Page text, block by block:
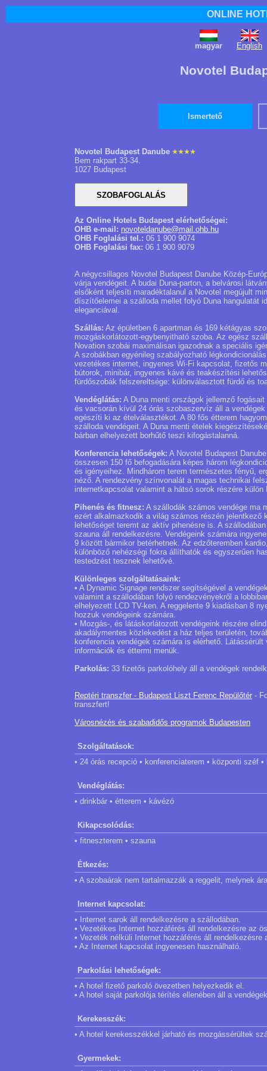
ONLINE
magyar English
Novotel
Ismertető
Novotel Budapest Danube
Bem rakpart 33-34.
1027 Budapest
Az Online Hotels Budapest elérhetőségei:
OHB e-mail: novoteldanube@mail.ohb.hu
OHB Foglalási tel.: 06 1 900 9074
OHB Foglalási fax: 06 1 900 9079
A négycsillagos Novotel Budapest Danube Közép-
várja vendégeit. A budai Duna-parton, a belvárosi
elsőként teljesíti maradéktalanul a Novotel megújult
díszítőelemei a szálloda mellet folyó Duna hangulatát
eleganciával.
Szállás: Az épületben 6 apartman és 169 kétágyas
mozgáskorlátozott-egybenyitható szoba. Az egész
Novation szobái maximálisan igazodnak a speciális
A szobákban egyénileg szabályozható
vezetékes internet, ingyenes Wi-Fi kapcsolat, fizetős
bútorok, minibár, ingyenes kávé és teakészítési
fürdőszobák felszereltsége: különválasztott fürdő és
Vendéglátás: A Duna menti országok jellemző
és vacsorán kívül 24 órás szobaszervíz áll a
egészíti ki az ételválasztékot. A 80 fős étterem
szálloda vendégeit. A Duna menti ételek
bárban elhelyezett borhűtő teszi kifogástalanná.
Konferencia lehetőségek: A Novotel Budapest
összesen 150 fő befogadására képes három
és igényeihez. Mindhárom terem természetes fényű,
néző. A rendezvény színvonalát a magas technikai
internetkapcsolat valamint a hátsó sorok részére
Pihenés és fitnesz: A szállodák számos vendége ma
ezért alkalmazkodik a világ számos részén
lehetőséget teremt az aktív pihenésre is. A
szauna áll rendelkezésre. Vendégeink számára
9 között bármikor betérhetnek. Az edzőteremben
különböző nehézségi fokra állíthatók és egyszerűen
testedzést tesznek lehetővé.
Különleges szolgáltatásaink:
• A Dynamic Signage rendszer segítségével a
valamint a szállodában folyó rendezvényekről a
elhelyezett LCD TV-ken. A reggelente 9 kiadásban 8
hozzuk vendégeink számára.
• Mozgás-, és látáskorlátozott vendégeink részére
akadálymentes közlekedést a ház teljes területén,
konferencia vendégek számára is elérhető.
információk és éttermi menük.
Parkolás: 33 fizetős parkolóhely áll a vendégek
Reptéri transzfer - Budapest Liszt Ferenc Repülőtér -
transzfert!
Városnézés és szabadidős programok Budapesten
Szolgáltatások:
• 24 órás recepció • konferenciaterem • központi széf
Vendéglátás:
• drinkbár • étterem • kávézó
Kikapcsolódás:
• fitneszterem • szauna
Étkezés:
• A szobaárak nem tartalmazzák a reggelit, melynek
Internet kapcsolat:
• Internet sarok áll rendelkezésre a szállodában.
• Vezetékes Internet hozzáférés áll rendelkezésre az
• Vezeték nélküli Internet hozzáférés áll rendelkezésre
• Az Internet kapcsolat ingyenesen használható.
Parkolási lehetőségek:
• A hotel fizető parkoló övezetben helyezkedik el.
• A hotel saját parkolója térítés ellenében áll a
Kerekesszék:
• A hotel kerekesszékkel járható és mozgássérültek
Gyermekek: